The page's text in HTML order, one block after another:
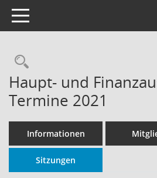
Toggle navigation
Rechercheauswahl
Haupt- und
Termine 2021
Informationen
Sitzungen